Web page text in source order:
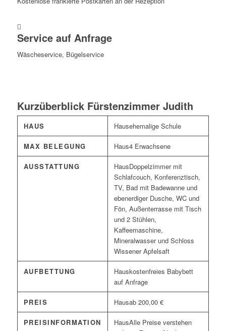
Service auf Anfrage
Wäscheservice, Bügelservice
Kurzüberblick Fürstenzimmer Judith
HAUS ehemalige Schule
MAX BELEGUNG 4 Erwachsene
AUSSTATTUNG
Doppelzimmer mit
Schlafcouch, Konferenztisch,
TV, Bad mit Badewanne und
ebenerdiger Dusche, WC und
Fön, Außenterrasse mit Tisch
und 2 Stühlen,
Kaffeemaschine,
Mineralwasser und Schloss
Wissener Apfelsaft
AUFBETTUNG
kostenfreies Babybett
auf Anfrage
PREIS ab 200,00 €
PREISINFORMATION
Alle Preise verstehen